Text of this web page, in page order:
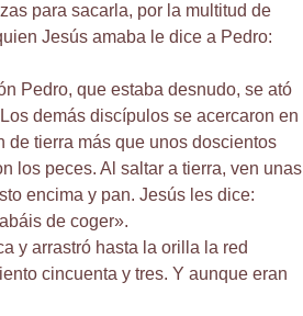
para sacarla, por la multitud de
Jesús amaba le dice a Pedro:
Pedro, que estaba desnudo, se ató
demás discípulos se acercaron en
de tierra más que unos doscientos
los peces. Al saltar a tierra, ven unas
encima y pan. Jesús les dice:
de coger».
y arrastró hasta la orilla la red
cincuenta y tres. Y aunque eran